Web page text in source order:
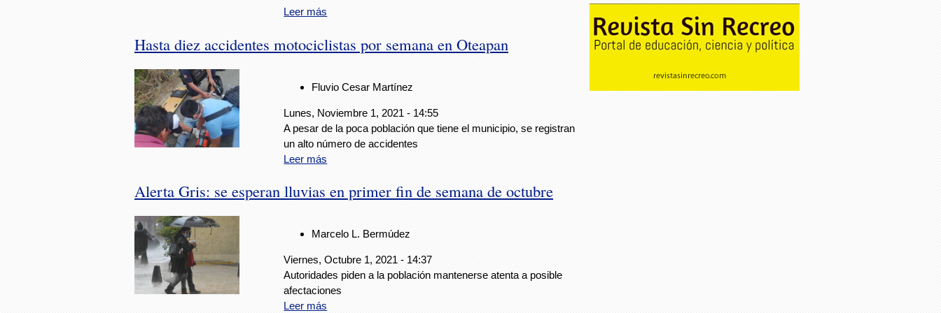
Leer más
Hasta diez accidentes motociclistas por semana en Oteapan
Fluvio Cesar Martínez
Lunes, Noviembre 1, 2021 - 14:55
A pesar de la poca población que tiene el municipio, se registran
un alto número de accidentes
Leer más
Alerta Gris: se esperan lluvias en primer fin de semana de octubre
Marcelo L. Bermúdez
Viernes, Octubre 1, 2021 - 14:37
Autoridades piden a la población mantenerse atenta a posible
afectaciones
Leer más